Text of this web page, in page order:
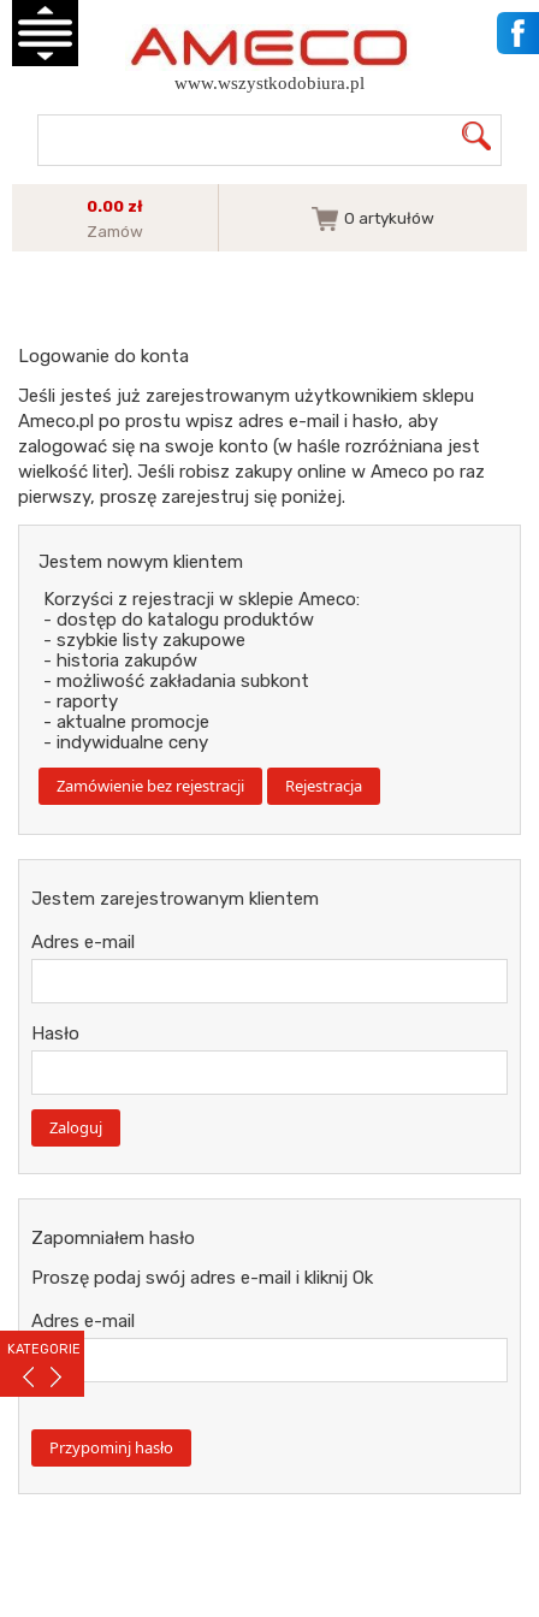
KATEGORIE
www.wszystkodobiura.pl
0.00 zł
Zamów
0 artykułów
Logowanie do konta
Jeśli jesteś już zarejestrowanym użytkownikiem sklepu
Ameco.pl po prostu wpisz adres e-mail i hasło, aby
zalogować się na swoje konto (w haśle rozróżniana jest
wielkość liter). Jeśli robisz zakupy online w Ameco po raz
pierwszy, proszę zarejestruj się poniżej.
Jestem nowym klientem
Korzyści z rejestracji w sklepie Ameco:
- dostęp do katalogu produktów
- szybkie listy zakupowe
- historia zakupów
- możliwość zakładania subkont
- raporty
- aktualne promocje
- indywidualne ceny
Jestem zarejestrowanym klientem
Adres e-mail
Hasło
Zapomniałem hasło
Proszę podaj swój adres e-mail i kliknij Ok
Adres e-mail